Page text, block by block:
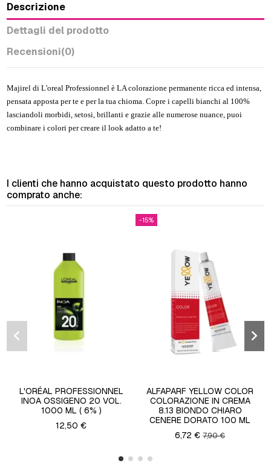
Descrizione
Dettagli del prodotto
Recensioni(0)
Majirel di L'oreal Professionnel è LA colorazione permanente ricca ed intensa,
pensata apposta per te e per la tua chioma. Copre i capelli bianchi al 100%
lasciandoli morbidi, setosi, brillanti e grazie alle numerose nuance, puoi
combinare i colori per creare il look adatto a te!
I clienti che hanno acquistato questo prodotto hanno
comprato anche:
L'ORÉAL PROFESSIONNEL
INOA OSSIGENO 20 VOL.
1000 ML ( 6% )
12,50 €
-15%
ALFAPARF YELLOW COLOR
COLORAZIONE IN CREMA
8.13 BIONDO CHIARO
CENERE DORATO 100 ML
6,72 €7,90 €